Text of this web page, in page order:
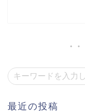
最近の投稿